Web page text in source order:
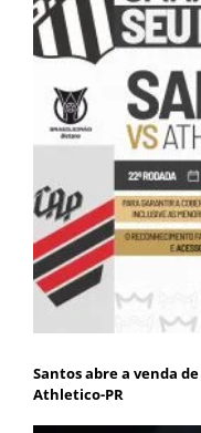
Santos abre a venda
Athletico-PR